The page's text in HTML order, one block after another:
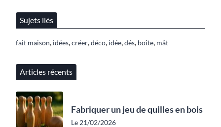
Sujets liés
fait maison, idées,créer,déco, idée,dés, boîte, mât
Articles récents
Fabriquer un jeu de quilles en bois
Le 21/02/2026